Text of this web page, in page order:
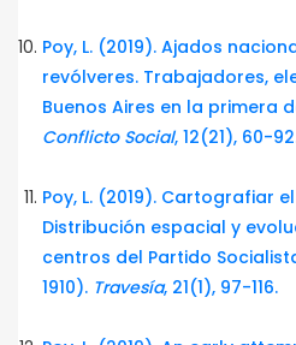
Poy, L. (2019). Ajados
revólveres. Trabajadores,
Buenos Aires en la primera
Conflicto Social, 12(21), 60-
Poy, L. (2019). Cartografiar
Distribución espacial y
centros del Partido
1910). Travesía, 21(1), 97-116.